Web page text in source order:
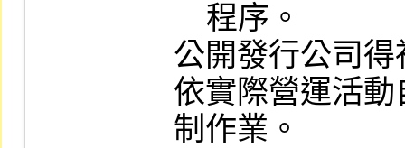
公開發行公司
依實際營運活
制作業。